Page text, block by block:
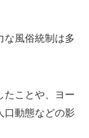
風俗統制は多
ことや、ヨー
口動態などの影